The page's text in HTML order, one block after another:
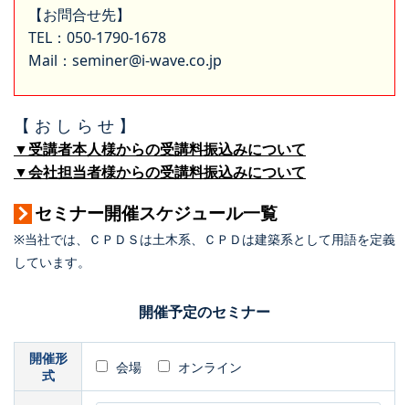
【お問合せ先】
TEL：050-1790-1678
Mail：seminer@i-wave.co.jp
【 お し ら せ 】
▼受講者本人様からの受講料振込みについて
▼会社担当者様からの受講料振込みについて
セミナー開催スケジュール一覧
※当社では、ＣＰＤＳは土木系、ＣＰＤは建築系として用語を定義
しています。
開催予定のセミナー
開催形
式
会場 オンライン